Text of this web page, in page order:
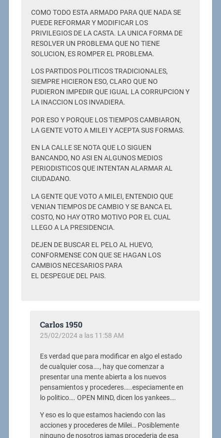
COMO TODO ESTA ARMADO PARA QUE NADA SE
PUEDE REFORMAR Y MODIFICAR LOS
PRIVILEGIOS DE LA CASTA. LA UNICA FORMA DE
RESOLVER UN PROBLEMA QUE NO TIENE
SOLUCION, ES ROMPER EL PROBLEMA.
LOS PARTIDOS POLITICOS TRADICIONALES,
SIEMPRE HICIERON ESO, CLARO QUE NO
PUDIERON IMPEDIR QUE IGUAL LA CORRUPCION Y
LA INACCION LOS INVADIERA.
POR ESO Y PORQUE LOS TIEMPOS CAMBIARON,
LA GENTE VOTO A MILEI Y ACEPTA SUS FORMAS.
EN LA CALLE SE NOTA QUE LO SIGUEN
BANCANDO, NO ASI EN ALGUNOS MEDIOS
PERIODISTICOS QUE INTENTAN ALARMAR AL
CIUDADANO.
LA GENTE QUE VOTO A MILEI, ENTENDIO QUE
VENIAN TIEMPOS DE CAMBIO Y SE BANCA EL
COSTO, NO HAY OTRO MOTIVO POR EL CUAL
LLEGO A LA PRESIDENCIA.
DEJEN DE BUSCAR EL PELO AL HUEVO,
CONFORMENSE CON QUE SE HAGAN LOS
CAMBIOS NECESARIOS PARA
EL DESPEGUE DEL PAIS.
Carlos 1950
25/02/2024 a las 11:58 AM
Es verdad que para modificar en algo el estado
de cualquier cosa…., hay que comenzar a
presentar una mente abierta a los nuevos
pensamientos y procederes…..especiamente en
lo politico…. OPEN MIND, dicen los yankees….
Y eso es lo que estamos haciendo con las
acciones y procederes de Milei… Posiblemente
ninguno de nosotros jamas procederia de esa